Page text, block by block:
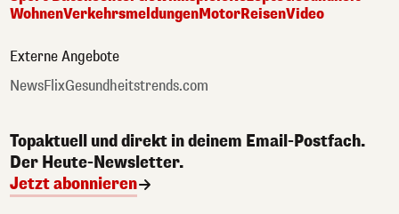
WohnenVerkehrsmeldungenMotorReisenVideo
Externe Angebote
NewsFlixGesundheitstrends.com
Topaktuell und direkt in deinem Email-Postfach.
Der Heute-Newsletter.
Jetzt abonnieren